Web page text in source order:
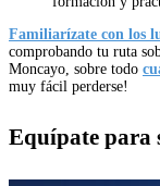
Familiarízate con los
comprobando tu ruta
Moncayo, sobre todo
muy fácil perderse!
Equípate para